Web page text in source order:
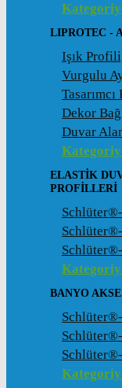
LIPROTEC -
Işık
Vurgulu
Dekor
Duvar
ELASTIK
PROFILLERI
BANYO